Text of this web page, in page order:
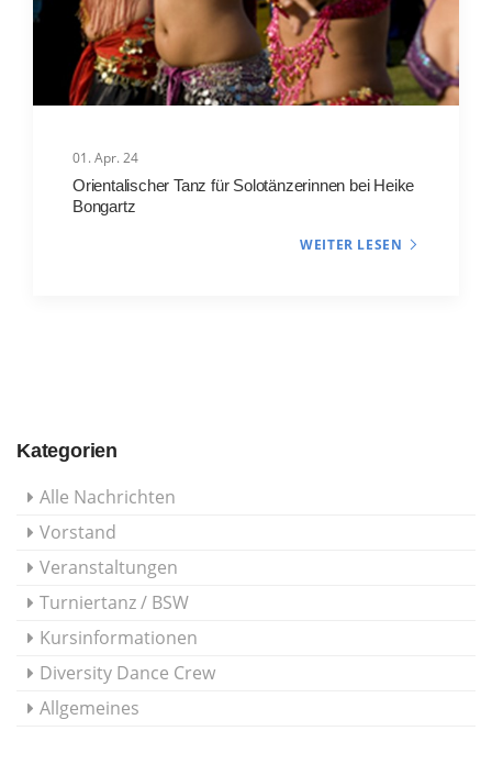
Kategorien
Alle Nachrichten
Vorstand
Veranstaltungen
Turniertanz / BSW
Kursinformationen
Diversity Dance Crew
Allgemeines
01. Apr. 24
Orientalischer Tanz für Solotänzerinnen bei Heike
Bongartz
WEITER LESEN